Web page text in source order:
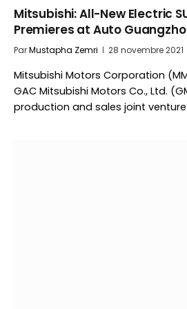
Mitsubishi: All-New Electric
Premieres at Auto
ParMustapha Zemri 28 novembre 2021
Mitsubishi Motors Corporation
GAC Mitsubishi Motors Co., Ltd.
production and sales joint